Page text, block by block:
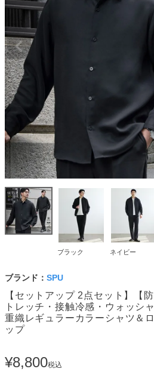
ブラック ネイビー
ブランド： SPU
【セットアップ 2点セット】【
トレッチ・接触冷感・ウォッシ
重織レギュラーカラーシャツ＆
ップ
¥8,800税込